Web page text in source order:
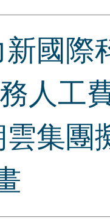
新國
人工
集團